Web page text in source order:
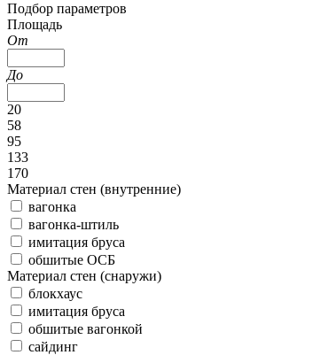
Подбор параметров
Площадь
От
До
20
58
95
133
170
Материал стен (внутренние)
вагонка
вагонка-штиль
имитация бруса
обшитые ОСБ
Материал стен (снаружи)
блокхаус
имитация бруса
обшитые вагонкой
сайдинг